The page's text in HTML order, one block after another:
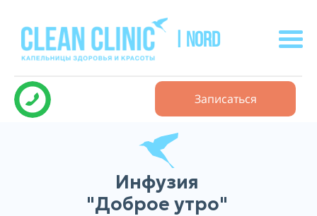
| NORD
Записаться
Инфузия
"Доброе утро"